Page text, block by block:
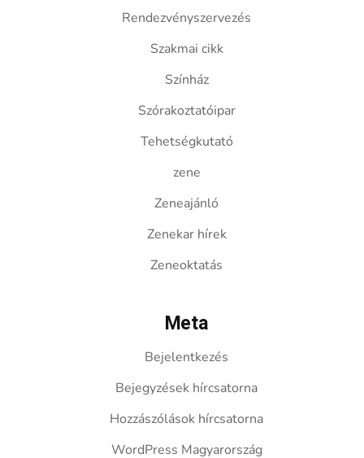
Rendezvényszervezés
Szakmai cikk
Színház
Szórakoztatóipar
Tehetségkutató
zene
Zeneajánló
Zenekar hírek
Zeneoktatás
Meta
Bejelentkezés
Bejegyzések hírcsatorna
Hozzászólások hírcsatorna
WordPress Magyarország